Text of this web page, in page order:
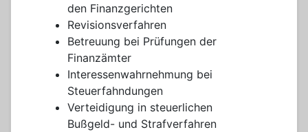
den Finanzgerichten
Revisionsverfahren
Betreuung bei Prüfungen der
Finanzämter
Interessenwahrnehmung bei
Steuerfahndungen
Verteidigung in steuerlichen
Bußgeld- und Strafverfahren